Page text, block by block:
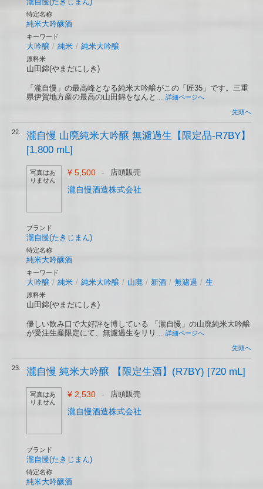
特定名称
純米大吟醸酒
キーワード
大吟醸 / 純米 / 純米大吟醸
原料米
山田錦(やまだにしき)
「瀧自慢」の最高峰となる純米大吟醸がこの「匠35」です。三重
県伊賀地方産の最高の山田錦をなんと... 詳細ページへ
先頭へ
22.
瀧自慢 山廃純米大吟醸 無濾過生【限定品-R7BY】
[1,800 mL]
写真はあ
りません
¥ 5,500 - 店頭販売
瀧自慢酒造株式会社
ブランド
瀧自慢(たきじまん)
特定名称
純米大吟醸酒
キーワード
大吟醸 / 純米 / 純米大吟醸 / 山廃 / 新酒 / 無濾過 / 生
原料米
山田錦(やまだにしき)
優しい飲み口で大好評を博している 「瀧自慢」の山廃純米大吟醸
が受注生産限定にて、無濾過生をリリ... 詳細ページへ
先頭へ
23. 瀧自慢 純米大吟醸 【限定生酒】(R7BY) [720 mL]
写真はあ
りません
¥ 2,530 - 店頭販売
瀧自慢酒造株式会社
ブランド
瀧自慢(たきじまん)
特定名称
純米大吟醸酒